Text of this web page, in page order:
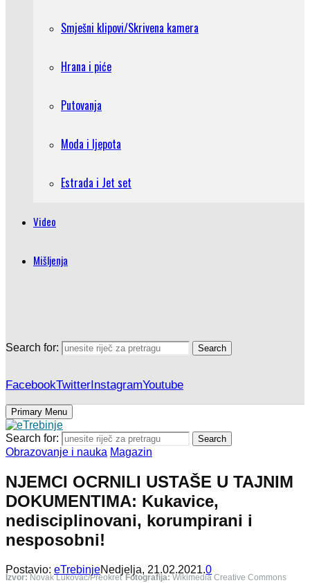
Smješni klipovi/Skrivena kamera
Hrana i piće
Putovanja
Moda i ljepota
Estrada i Jet set
Video
Mišljenja
Search for: Search
FacebookTwitterInstagramYoutube
Primary Menu
Search for: Search
Obrazovanje i nauka Magazin
NJEMCI OCRNILI USTAŠE U TAJNIM
DOKUMENTIMA: Kukavice,
nedisciplinovani, korumpirani i
nesposobni!
Postavio: eTrebinjeNedjelja, 21.02.2021.0
Izvor: Novak Lukovac/Preokret Fotografija: Wikimedia Creative Commons